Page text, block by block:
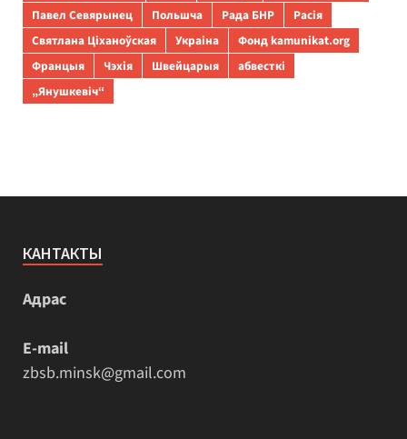
Павел Севярынец
Польшча Рада БНР
Расія
Святлана Ціханоўская
Украіна
Фонд kamunikat.org
Францыя
Чэхія Швейцарыя
абвесткі
„Янушкевіч“
КАНТАКТЫ
Адрас
E-mail
zbsb.minsk@gmail.com